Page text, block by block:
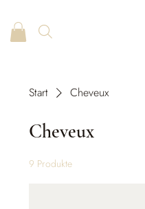
Start Cheveux
Cheveux
9 Produkte